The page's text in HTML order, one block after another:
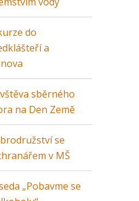
do
a
sběrného
na Den Země
se
v MŠ
„Pobavme se